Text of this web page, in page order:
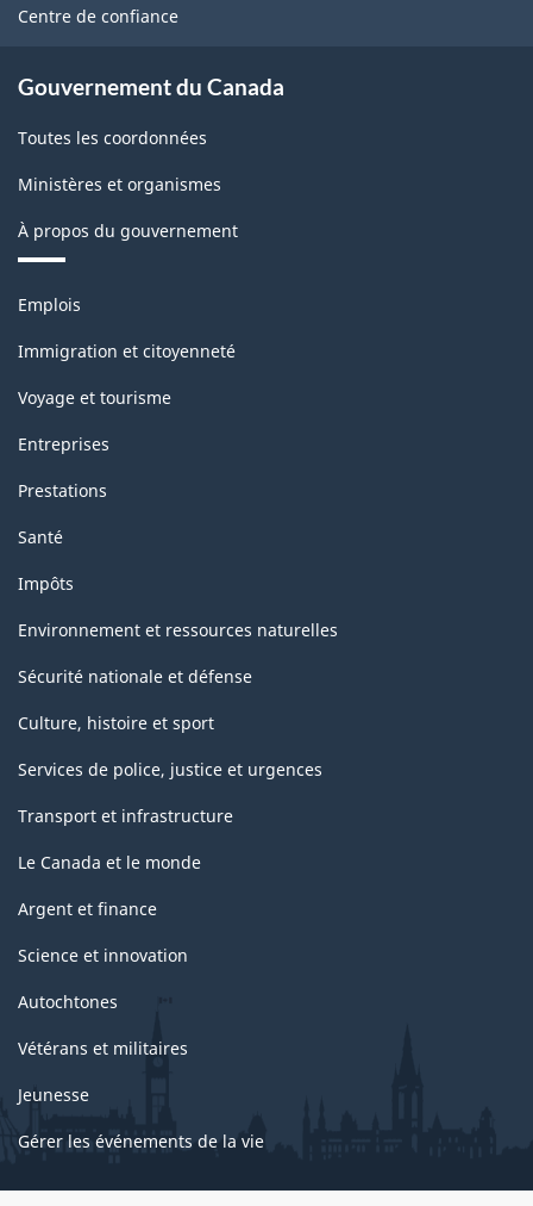
site
Centre de confiance
Gouvernement du Canada
Toutes les coordonnées
Ministères et organismes
À propos du gouvernement
Thèmes
sujets
Emplois
Immigration et citoyenneté
Voyage et tourisme
Entreprises
Prestations
Santé
Impôts
Environnement et ressources naturelles
Sécurité nationale et défense
Culture, histoire et sport
Services de police, justice et urgences
Transport et infrastructure
Le Canada et le monde
Argent et finance
Science et innovation
Autochtones
Vétérans et militaires
Jeunesse
Gérer les événements de la vie